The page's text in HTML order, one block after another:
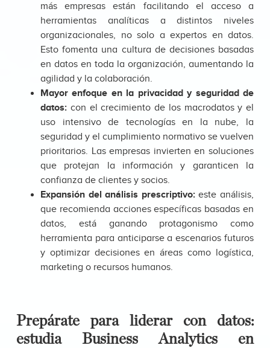
más empresas están facilitando el acceso a
herramientas analíticas a distintos niveles
organizacionales, no solo a expertos en datos.
Esto fomenta una cultura de decisiones basadas
en datos en toda la organización, aumentando la
agilidad y la colaboración.
Mayor enfoque en la privacidad y seguridad de
datos: con el crecimiento de los macrodatos y el
uso intensivo de tecnologías en la nube, la
seguridad y el cumplimiento normativo se vuelven
prioritarios. Las empresas invierten en soluciones
que protejan la información y garanticen la
confianza de clientes y socios.
Expansión del análisis prescriptivo:este análisis,
que recomienda acciones específicas basadas en
datos, está ganando protagonismo como
herramienta para anticiparse a escenarios futuros
y optimizar decisiones en áreas como logística,
marketing o recursos humanos.
Prepárate para liderar con datos:
estudia Business Analytics en